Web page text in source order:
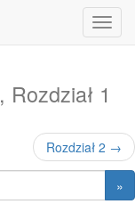
, Rozdział 1
Rozdział 2 →
»